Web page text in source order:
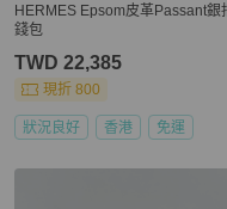
HERMES Epsom皮革Passant銀
錢包
TWD 22,385
現折 800
狀況良好 香港 免運